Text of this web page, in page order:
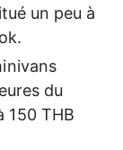
un peu à
du
150 THB